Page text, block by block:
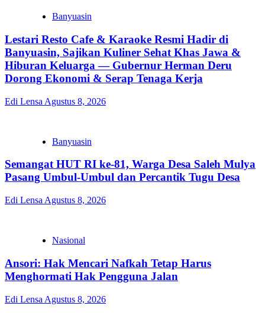
Banyuasin
Lestari Resto Cafe & Karaoke Resmi Hadir di
Banyuasin, Sajikan Kuliner Sehat Khas Jawa &
Hiburan Keluarga — Gubernur Herman Deru
Dorong Ekonomi & Serap Tenaga Kerja
Edi Lensa Agustus 8, 2026
Banyuasin
Semangat HUT RI ke-81, Warga Desa Saleh Mulya
Pasang Umbul-Umbul dan Percantik Tugu Desa
Edi Lensa Agustus 8, 2026
Nasional
Ansori: Hak Mencari Nafkah Tetap Harus
Menghormati Hak Pengguna Jalan
Edi Lensa Agustus 8, 2026